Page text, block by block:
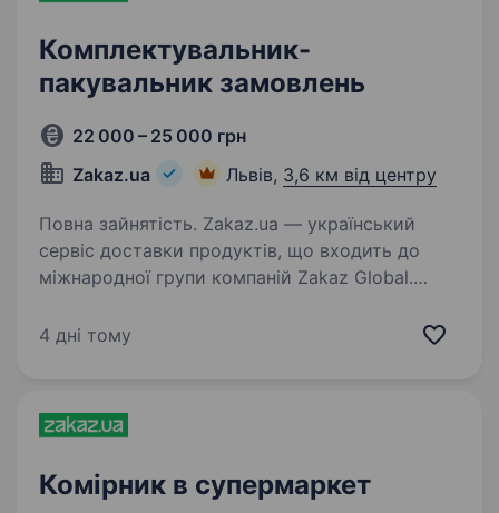
Комплектувальник-
пакувальник замовлень
22 000 – 25 000 грн
Zakaz.ua
Львів, 3,6 км від центру
Повна зайнятість. Zakaz.ua — український
сервіс доставки продуктів, що входить до
міжнародної групи компаній Zakaz Global.
на ринку доставки продуктів з популярних
4 дні тому
Комірник в супермаркет